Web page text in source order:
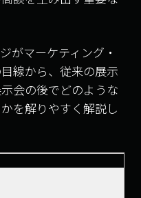
がマーケティング・
線から、従来の展示
会の後でどのような
を解りやすく解説し